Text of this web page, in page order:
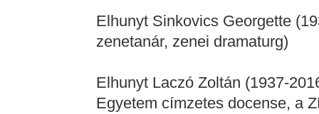
Elhunyt Sinkovics Georgette
zenetanár, zenei dramaturg)
Elhunyt Laczó Zoltán (1937-
Egyetem címzetes docense, a